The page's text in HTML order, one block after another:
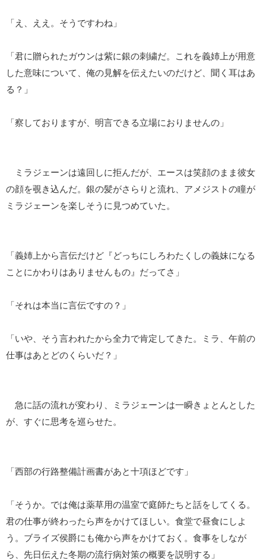
「え、ええ。そうですわね」
「君に贈られたガウンは紫に銀の刺繍だ。これを義姉上が用意
した意味について、俺の見解を伝えたいのだけど、聞く耳はあ
る？」
「察しておりますが、明言できる立場におりませんの」
ミラジェーンは遠回しに拒んだが、エースは笑顔のまま彼女
の顔を覗き込んだ。銀の髪がさらりと流れ、アメジストの瞳が
ミラジェーンを楽しそうに見つめていた。
「義姉上から言伝だけど『どっちにしろわたくしの義妹になる
ことにかわりはありませんもの』だってさ」
「それは本当に言伝ですの？」
「いや、そう言われたから全力で肯定してきた。ミラ、午前の
仕事はあとどのくらいだ？」
急に話の流れが変わり、ミラジェーンは一瞬きょとんとした
が、すぐに思考を巡らせた。
「西部の行路整備計画書があと十項ほどです」
「そうか。では俺は薬草用の温室で庭師たちと話をしてくる。
君の仕事が終わったら声をかけてほしい。食堂で昼食にしよ
う。ブライズ侯爵にも俺から声をかけておく。食事をしなが
ら、先日伝えた冬期の流行病対策の概要を説明する」